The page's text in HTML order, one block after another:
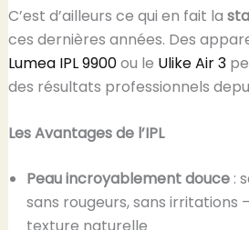
C’est d’ailleurs ce qui en fait la
ces dernières années. Des
Lumea IPL 9900ou le Ulike Air 3
des résultats professionnels
Les Avantages de l’IPL
Peau incroyablement douce:
sans rougeurs, sans irritations